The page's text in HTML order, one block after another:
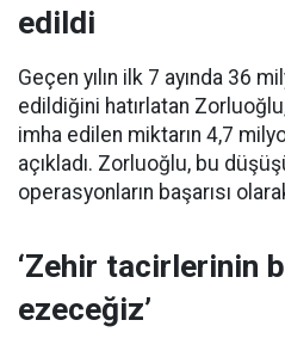
edildi
Geçen yılın ilk 7 ayında 36
edildiğini hatırlatan
imha edilen miktarın 4,7
açıkladı. Zorluoğlu, bu
operasyonların başarısı
‘Zehir tacirlerinin
ezeceğiz’